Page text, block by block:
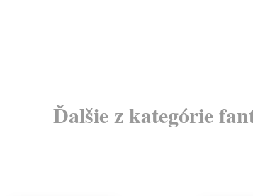
Ďalšie z kategórie